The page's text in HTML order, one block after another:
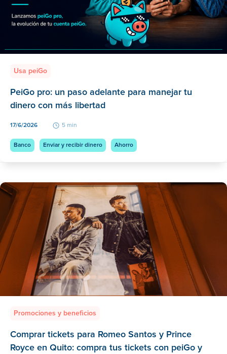
Usa peiGo
PeiGo pro: un paso adelante para manejar tu
dinero con más libertad
17/6/2026 5 min
Banco Enviar y recibir dinero Ahorro
Promociones y beneficios
Comprar tickets para Romeo Santos y Prince
Royce en Quito: compra tus tickets con peiGo y